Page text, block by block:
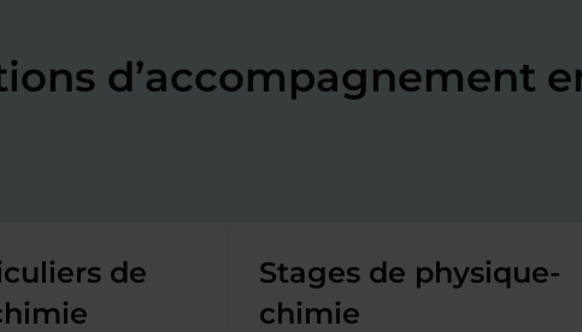
d’accompagnement
de
Stages de physique-
chimie